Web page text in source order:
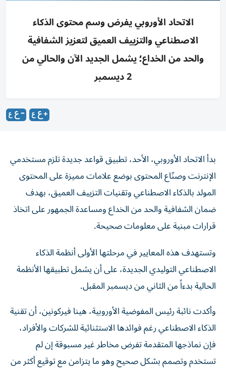
الاتحاد الأوروبي يفرض وسم محتوى الذكاء
الاصطناعي والتزييف العميق لتعزيز الشفافية
والحد من الخداع؛ يشمل الجديد الآن والحالي من
2 ديسمبر
بدأ الاتحاد الأوروبي، الأحد، تطبيق قواعد جديدة تلزم مستخدمي
الإنترنت وصنّاع المحتوى بوضع علامات مميزة على المحتوى
المولد بالذكاء الاصطناعي وتقنيات التزييف العميق، بهدف
ضمان الشفافية والحد من الخداع ومساعدة الجمهور على اتخاذ
قرارات مبنية على معلومات صحيحة.
الاصطناعي التوليدي الجديدة، على أن يشمل تطبيقها الأنظمة
الحالية بدءاً من الثاني من ديسمبر المقبل.
الذكاء الاصطناعي رغم فوائدها الاستثنائية للشركات والأفراد،
فإن نماذجها المتقدمة تفرض مخاطر غير مسبوقة إن لم
تستخدم وتصمم بشكل صحيح وهو ما يتزامن مع توقيع أكثر من
180 منظمة على مدونة سلوك طوعية نشرتها المفوضية في